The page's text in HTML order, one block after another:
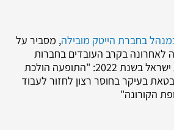
בחברת הייטק מובילה, מסביר על
בקרב העובדים בחברות
ההייטק בעיקר, במדינת ישראל בשנת 2022: "התופעה הולכת
בעיקר בחוסר רצון לחזור לעבוד
הקורונה"